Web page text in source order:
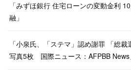
「みずほ銀行 住宅ローンの変動金利
融」
「小泉氏、「ステマ」認め謝罪 「総
写真5枚 国際ニュース：AFPBB News